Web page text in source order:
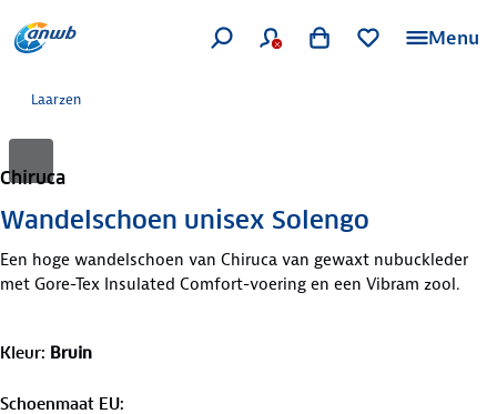
Menu
Laarzen
Chiruca
Wandelschoen unisex Solengo
Een hoge wandelschoen van Chiruca van gewaxt nubuckleder
met Gore-Tex Insulated Comfort-voering en een Vibram zool.
Kleur: Bruin
Schoenmaat EU: